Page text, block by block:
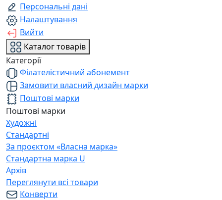
Персональні дані
Налаштування
Вийти
Каталог товарів
Категорії
Філателістичний абонемент
Замовити власний дизайн марки
Поштові марки
Поштові марки
Художні
Стандартні
За проєктом «Власна марка»
Стандартна марка U
Архів
Переглянути всі товари
Конверти